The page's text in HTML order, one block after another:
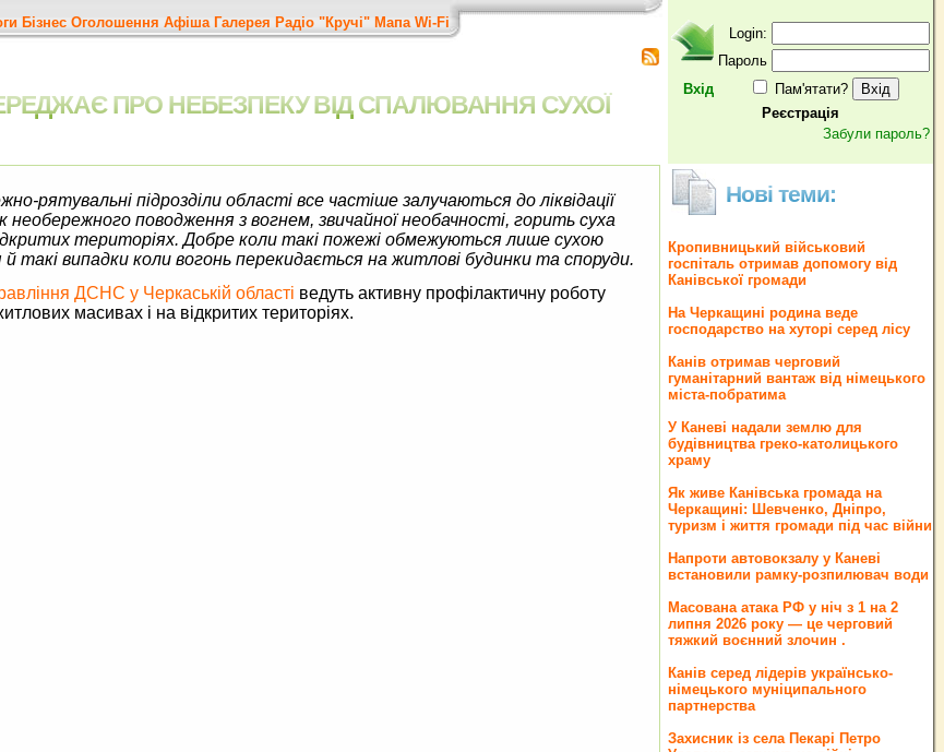
Бізнес Оголошення Афіша Галерея Радіо "Кручі" Мапа Wi-Fi
ПРО НЕБЕЗПЕКУ ВІД СПАЛЮВАННЯ СУХОЇ
рятувальні підрозділи області все частіше залучаються до ліквідації
необережного поводження з вогнем, звичайної необачності, горить суха
територіях. Добре коли такі пожежі обмежуються лише сухою
випадки коли вогонь перекидається на житлові будинки та споруди.
ДСНС у Черкаській області ведуть активну профілактичну роботу
масивах і на відкритих територіях.
Вхід
Login:
Пароль
Пам'ятати?
Реєстрація
Забули пароль?
Нові теми:
Кропивницький військовий
госпіталь отримав допомогу від
Канівської громади
На Черкащині родина веде
господарство на хуторі серед лісу
Канів отримав черговий
гуманітарний вантаж від німецького
міста-побратима
У Каневі надали землю для
будівництва греко‐католицького
храму
Як живе Канівська громада на
Черкащині: Шевченко, Дніпро,
туризм і життя громади під час війни
Напроти автовокзалу у Каневі
встановили рамку-розпилювач води
Масована атака РФ у ніч з 1 на 2
липня 2026 року — це черговий
тяжкий воєнний злочин .
Канів серед лідерів українсько-
німецького муніципального
партнерства
Захисник із села Пекарі Петро